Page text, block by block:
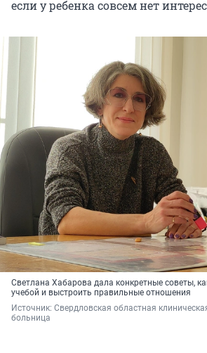
если у ребенка совсем нет
Светлана Хабарова дала конкретные советы,
учебой и выстроить правильные отношения
Источник: Свердловская областная
больница